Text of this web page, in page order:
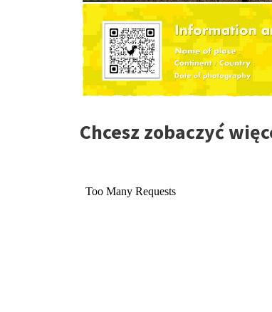
Chcesz zobaczyć